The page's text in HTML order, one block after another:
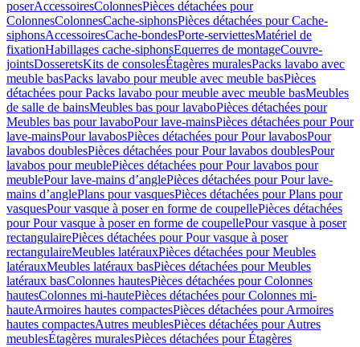
poserAccessoiresColonnesPièces détachées pour
ColonnesColonnesCache-siphonsPièces détachées pour Cache-
siphonsAccessoiresCache-bondesPorte-serviettesMatériel de
fixationHabillages cache-siphonsEquerres de montageCouvre-
jointsDosseretsKits de consolesÉtagères muralesPacks lavabo avec
meuble basPacks lavabo pour meuble avec meuble basPièces
détachées pour Packs lavabo pour meuble avec meuble basMeubles
de salle de bainsMeubles bas pour lavaboPièces détachées pour
Meubles bas pour lavaboPour lave-mainsPièces détachées pour Pour
lave-mainsPour lavabosPièces détachées pour Pour lavabosPour
lavabos doublesPièces détachées pour Pour lavabos doublesPour
lavabos pour meublePièces détachées pour Pour lavabos pour
meublePour lave-mains d’anglePièces détachées pour Pour lave-
mains d’anglePlans pour vasquesPièces détachées pour Plans pour
vasquesPour vasque à poser en forme de coupellePièces détachées
pour Pour vasque à poser en forme de coupellePour vasque à poser
rectangulairePièces détachées pour Pour vasque à poser
rectangulaireMeubles latérauxPièces détachées pour Meubles
latérauxMeubles latéraux basPièces détachées pour Meubles
latéraux basColonnes hautesPièces détachées pour Colonnes
hautesColonnes mi-hautePièces détachées pour Colonnes mi-
hauteArmoires hautes compactesPièces détachées pour Armoires
hautes compactesAutres meublesPièces détachées pour Autres
meublesÉtagères muralesPièces détachées pour Étagères